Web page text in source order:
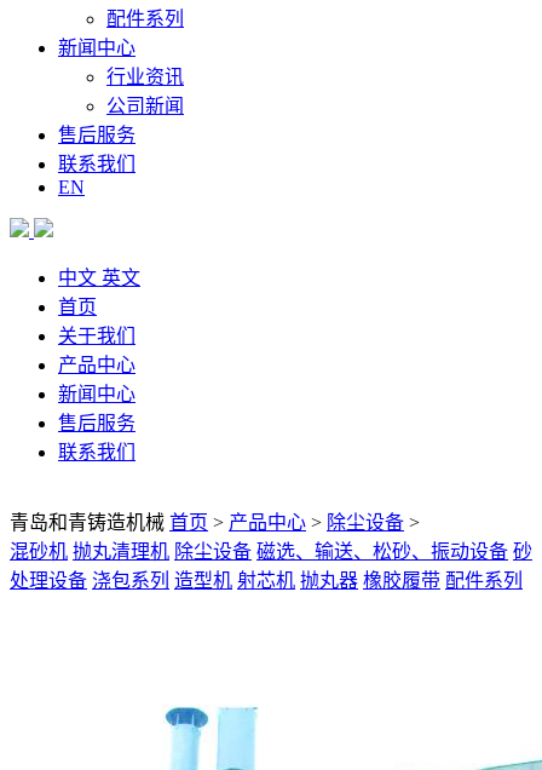
配件系列
新闻中心
行业资讯
公司新闻
售后服务
联系我们
EN
中文 英文
首页
关于我们
产品中心
新闻中心
售后服务
联系我们
青岛和青铸造机械 首页 > 产品中心 > 除尘设备 >
混砂机 抛丸清理机 除尘设备 磁选、输送、松砂、振动设备 砂
处理设备 浇包系列 造型机 射芯机 抛丸器 橡胶履带 配件系列